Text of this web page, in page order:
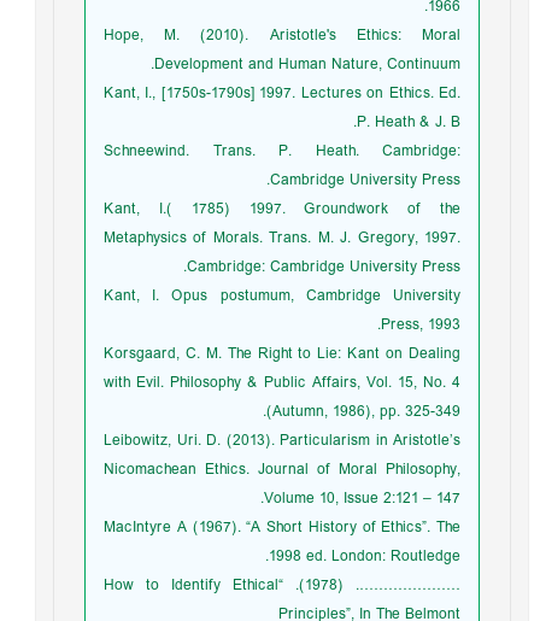
1966.
Hope, M. (2010). Aristotle's Ethics: Moral
Development and Human Nature, Continuum.
Kant, I., [1750s-1790s] 1997. Lectures on Ethics. Ed.
P. Heath & J. B.
Schneewind. Trans. P. Heath. Cambridge:
Cambridge University Press.
Kant, I.( 1785) 1997. Groundwork of the
Metaphysics of Morals. Trans. M. J. Gregory, 1997.
Cambridge: Cambridge University Press.
Kant, I. Opus postumum, Cambridge University
Press, 1993.
Korsgaard, C. M. The Right to Lie: Kant on Dealing
with Evil. Philosophy & Public Affairs, Vol. 15, No. 4
(Autumn, 1986), pp. 325-349.
Leibowitz, Uri. D. (2013). Particularism in Aristotle’s
Nicomachean Ethics. Journal of Moral Philosophy,
Volume 10, Issue 2:121 – 147.
MacIntyre A (1967). “A Short History of Ethics”. The
1998 ed. London: Routledge.
…………………. (1978). “How to Identify Ethical
Principles”, In The Belmont